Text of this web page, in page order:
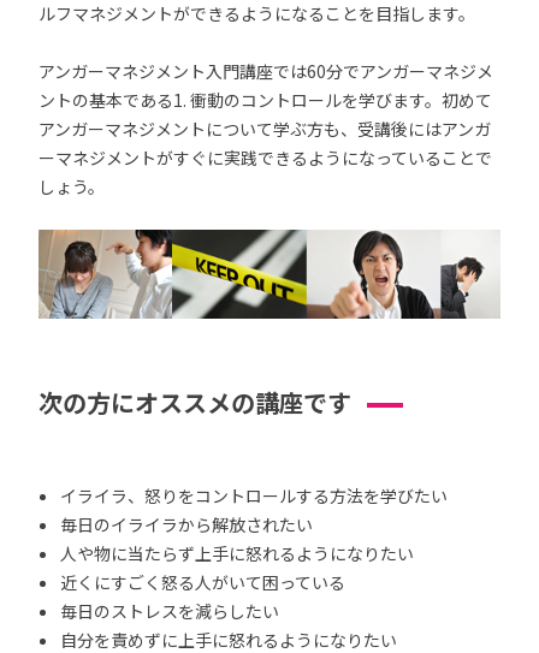
ルフマネジメントができるようになることを目指します。
アンガーマネジメント入門講座では60分でアンガーマネジメ
ントの基本である1. 衝動のコントロールを学びます。初めて
アンガーマネジメントについて学ぶ方も、受講後にはアンガ
ーマネジメントがすぐに実践できるようになっていることで
しょう。
次の方にオススメの講座です
イライラ、怒りをコントロールする方法を学びたい
毎日のイライラから解放されたい
人や物に当たらず上手に怒れるようになりたい
近くにすごく怒る人がいて困っている
毎日のストレスを減らしたい
自分を責めずに上手に怒れるようになりたい